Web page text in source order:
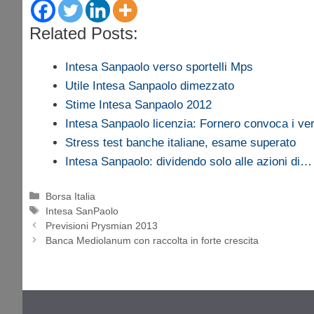
Related Posts:
Intesa Sanpaolo verso sportelli Mps
Utile Intesa Sanpaolo dimezzato
Stime Intesa Sanpaolo 2012
Intesa Sanpaolo licenzia: Fornero convoca i
Stress test banche italiane, esame superato
Intesa Sanpaolo: dividendo solo alle azioni di…
Categorie
Borsa Italia
Tag
Intesa SanPaolo
Previsioni Prysmian 2013
Banca Mediolanum con raccolta in forte crescita